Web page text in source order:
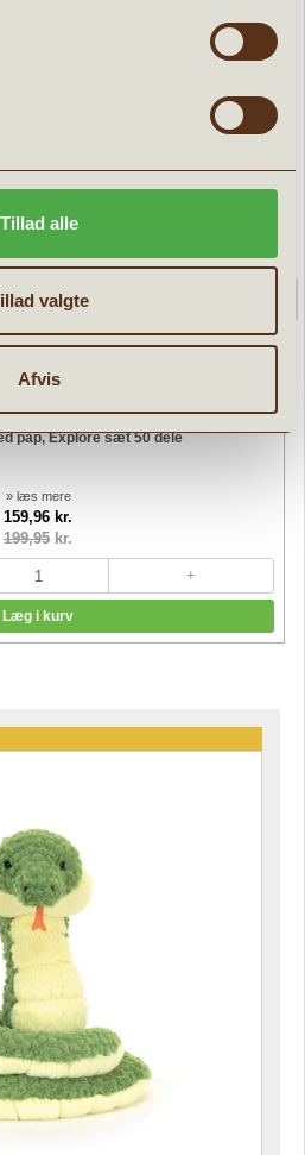
Tillad alle
valgte
Afvis
pap, Explore sæt 50 dele
» læs mere
159,96 kr.
199,95 kr.